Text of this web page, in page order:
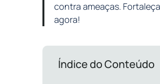
contra ameaças.
agora!
Índice do Conteúdo